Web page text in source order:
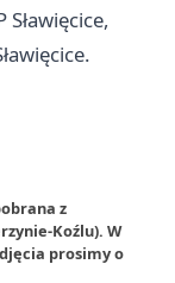
z
Koźlu). W
prosimy o